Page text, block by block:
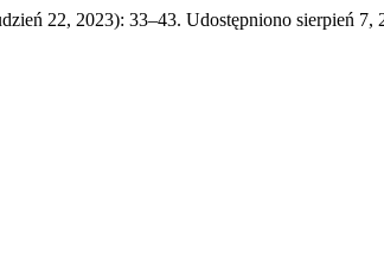
22, 2023): 33–43. Udostępniono sierpień 7,